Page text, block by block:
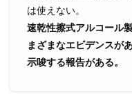
は使えない。
速乾性擦式アルコール
まざまなエビデンスが
示唆する報告がある。